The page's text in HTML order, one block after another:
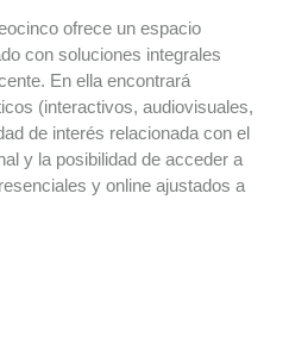
ofrece un espacio
con soluciones integrales
En ella encontrará
(interactivos, audiovisuales,
de interés relacionada con el
y la posibilidad de acceder a
y online ajustados a